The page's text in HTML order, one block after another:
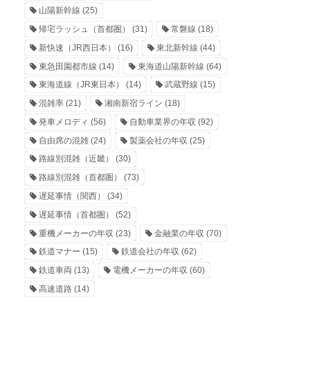
山陽新幹線 (25)
帰宅ラッシュ（首都圏）
(31) 常磐線 (18)
新快速（JR西日本）
(16) 東北新幹線 (44)
東急田園都市線 (14) 東海道山陽新幹線 (64)
東海道線（JR東日本）
(14) 武蔵野線 (15)
混雑率 (21) 湘南新宿ライン (18)
発車メロディ (56) 自動車業界の年収 (92)
自由席の混雑 (24) 製薬会社の年収 (25)
路線別混雑（近畿）
(30)
路線別混雑（首都圏）
(73)
遅延事情（関西）
(34)
遅延事情（首都圏）
(52)
重機メーカーの年収 (23) 金融業の年収 (70)
鉄道マナー (15) 鉄道会社の年収 (62)
鉄道車両 (13) 電機メーカーの年収 (60)
高速道路 (14)